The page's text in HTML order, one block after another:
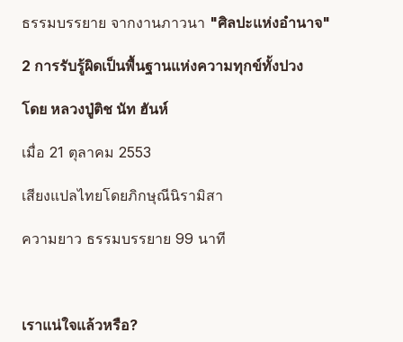
ธรรมบรรยาย จากงานภาวนา "ศิลปะแห่งอำนาจ"
2 การรับรู้ผิดเป็นพื้นฐานแห่งความทุกข์ทั้งปวง
โดย หลวงปู่ติช นัท ฮันห์
เมื่อ 21 ตุลาคม 2553
เสียงแปลไทยโดยภิกษุณีนิรามิสา
ความยาว ธรรมบรรยาย 99 นาที
เราแน่ใจแล้วหรือ?